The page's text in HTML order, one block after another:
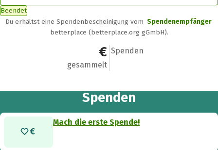
Beendet
Du erhältst eine Spendenbescheinigung vom Spendenempfänger
betterplace (betterplace.org gGmbH).
0 €
gesammelt
0
Spenden
Spenden
Mach die erste Spende!